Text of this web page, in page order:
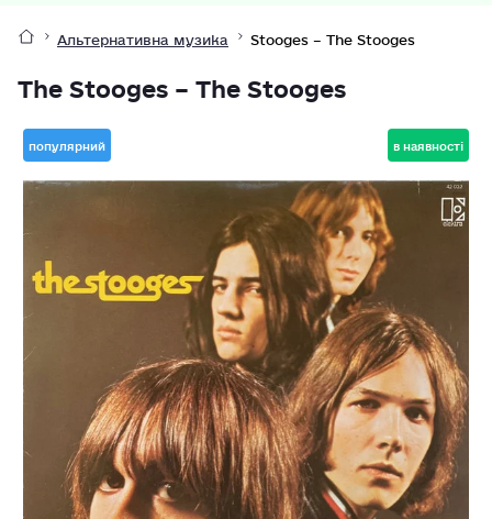
Альтернативна музика Stooges – The Stooges
The Stooges – The Stooges
популярний в наявності